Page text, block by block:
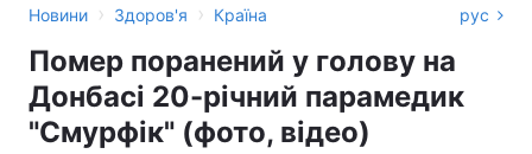
Новини › Здоров'я › Країна рус
Помер поранений у голову на
Донбасі 20-річний парамедик
"Смурфік" (фото, відео)